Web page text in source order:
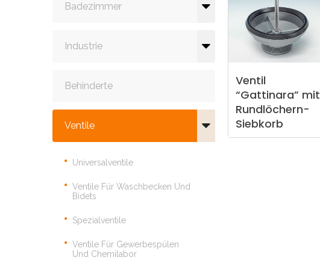
Badezimmer
Industrie
Behinderte
Ventile
Universalventile
Ventile Für Waschbecken Und
Bidets
Spezialventile
Ventile Für Gewerbespülen
Und Chemilabor
Ventil
“Gattinara” mit
Rundlöchern-
Siebkorb